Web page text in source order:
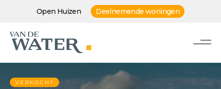
Open Huizen Deelnemende woningen
VERKOCHT